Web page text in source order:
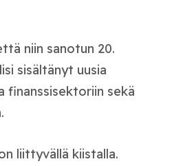
niin sanotun 20.
sisältänyt uusia
finanssisektoriin sekä
liittyvällä kiistalla.